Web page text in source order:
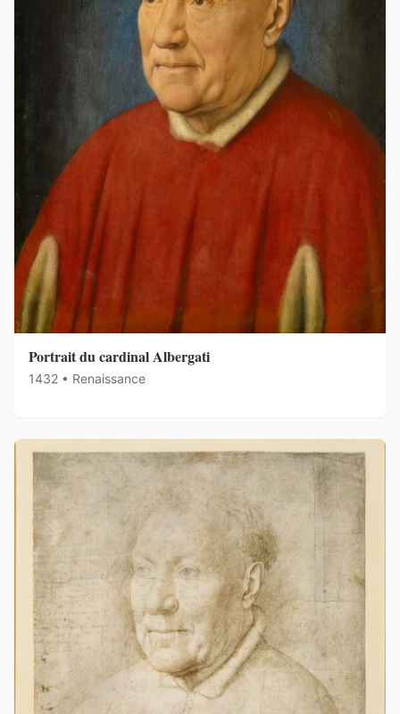
Portrait du cardinal Albergati
1432 • Renaissance